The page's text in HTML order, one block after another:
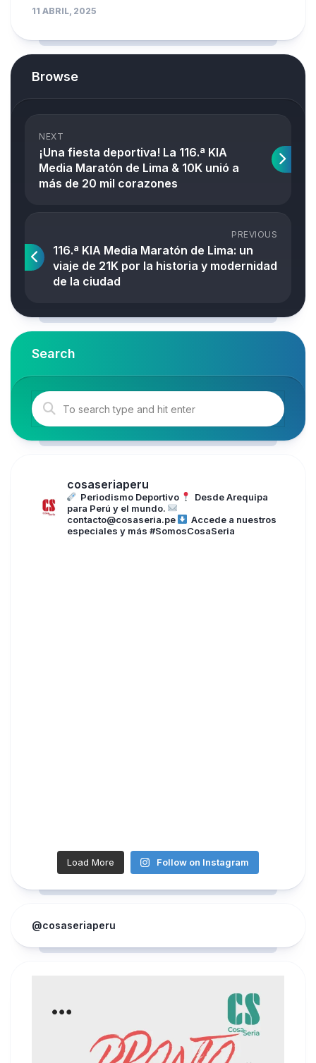
11 ABRIL, 2025
Browse
NEXT
¡Una fiesta deportiva! La 116.ª KIA
Media Maratón de Lima & 10K unió a
más de 20 mil corazones
PREVIOUS
116.ª KIA Media Maratón de Lima: un
viaje de 21K por la historia y modernidad
de la ciudad
Search
cosaseriaperu
Periodismo Deportivo
Desde Arequipa
para Perú y el mundo.
contacto@cosaseria.pe
Accede a nuestros
especiales y más #SomosCosaSeria
Load More Follow on Instagram
@cosaseriaperu